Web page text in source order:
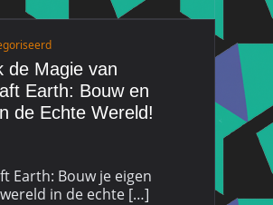
de Magie van
Earth: Bouw en
de Echte Wereld!
Earth: Bouw je eigen
in de echte […]